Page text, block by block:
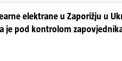
elektrane u Zaporižju u
je pod kontrolom